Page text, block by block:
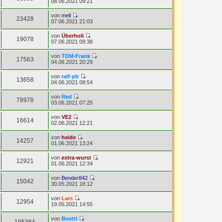
t
r
g
r
s
t
r
e
i
t
r
a
g
t
e
i
r
23428 von meli
N
e
s
t
e
r
i
r
a
g
07.06.2021 21:03
19078 von Überholi
N
u
e
s
t
r
i
t
r
g
07.06.2021 09:38
17563 von TDM-Frank
t
r
04.06.2021 20:29
13658 von ralf-pb
N
s
t
r
t
r
a
g
04.06.2021 08:54
78978 von Red
N
s
t
e
r
i
t
r
a
g
03.06.2021 07:25
16614 von VE2
N
u
e
s
t
e
r
e
i
r
a
g
02.06.2021 12:21
14257 von heide
N
e
s
t
e
r
i
t
r
a
01.06.2021 13:24
12921 von extra-wurst
t
01.06.2021 12:34
15042 von Bender842
t
30.05.2021 18:12
12954 von Lars
N
u
19.05.2021 14:55
von Boetti